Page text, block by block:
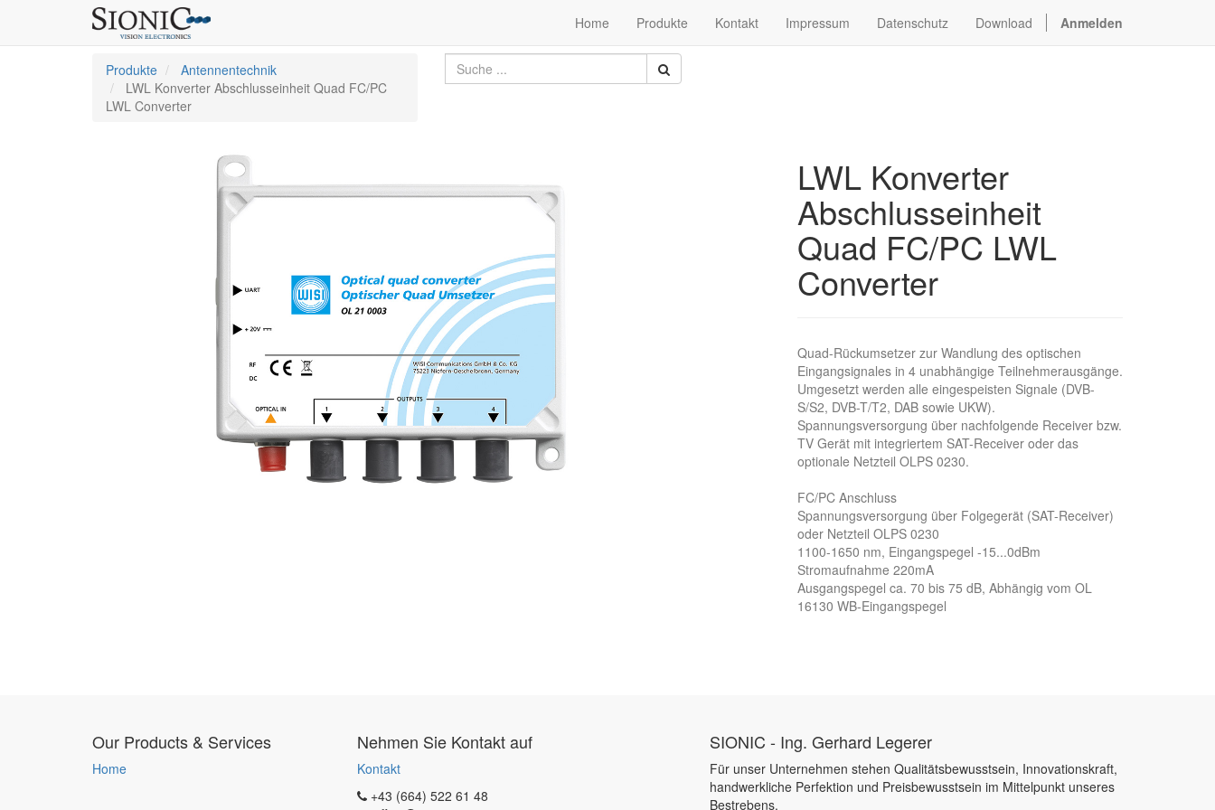
Home Produkte Kontakt Impressum Datenschutz Download Anmelden
Produkte
Antennentechnik
LWL Konverter Abschlusseinheit Quad FC/PC
LWL Converter
LWL Konverter
Abschlusseinheit
Quad FC/PC LWL
Converter
Quad-Rückumsetzer zur Wandlung des optischen
Eingangsignales in 4 unabhängige Teilnehmerausgänge.
Umgesetzt werden alle eingespeisten Signale (DVB-
S/S2, DVB-T/T2, DAB sowie UKW).
Spannungsversorgung über nachfolgende Receiver bzw.
TV Gerät mit integriertem SAT-Receiver oder das
optionale Netzteil OLPS 0230.
FC/PC Anschluss
Spannungsversorgung über Folgegerät (SAT-Receiver)
oder Netzteil OLPS 0230
1100-1650 nm, Eingangspegel -15...0dBm
Stromaufnahme 220mA
Ausgangspegel ca. 70 bis 75 dB, Abhängig vom OL
16130 WB-Eingangspegel
Our Products & Services
Home
Nehmen Sie Kontakt auf
Kontakt
+43 (664) 522 61 48
SIONIC - Ing. Gerhard Legerer
Für unser Unternehmen stehen Qualitätsbewusstsein, Innovationskraft,
handwerkliche Perfektion und Preisbewusstsein im Mittelpunkt unseres
Bestrebens.